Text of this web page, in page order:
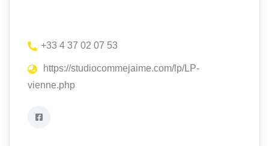
+33 4 37 02 07 53
https://studiocommejaime.com/lp/LP-
vienne.php